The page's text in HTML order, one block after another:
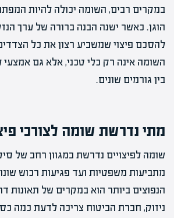
במקרים רבים, השומה יכולה להיות
הוגן. כאשר ישנה הבנה ברורה של ערך
להסכם פיצוי שמשביע רצון את כל
השומה אינה רק כלי טכני, אלא גם אמצעי
בין גורמים שונים.
מתי נדרשת שומה לצורכי
שומה לפיצויים נדרשת במגוון רחב של
מתביעות משפטיות ועד פגיעות רכוש
הנפוצים ביותר הוא במקרים של תאונות
ניזוק, חברת הביטוח צריכה לדעת כמה